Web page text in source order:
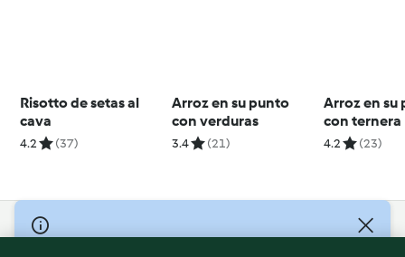
Risotto de setas al
cava
4.2 (37)
Arroz en su punto
con verduras
3.4 (21)
Arroz en su
con ternera
4.2 (23)
© Copyright 2026